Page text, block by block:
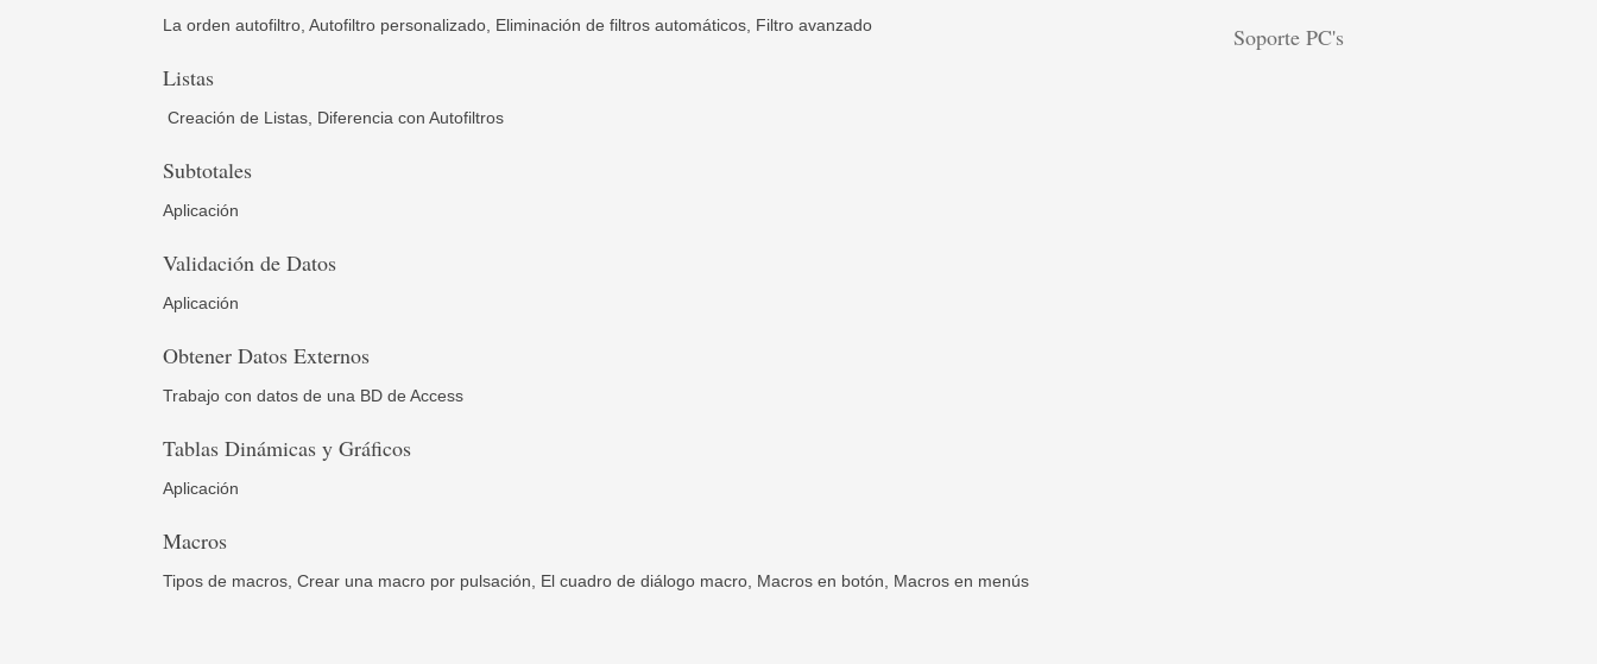
La orden autofiltro, Autofiltro personalizado Eliminación de filtros automáticos, Filtro avanzado
Listas
Creación de Listas, Diferencia con Autofiltros
Subtotales
Aplicación
Validación de Datos
Aplicación
Obtener Datos Externos
Trabajo con datos de una BD de Access
Tablas Dinámicas y Gráficos
Aplicación
Macros
Tipos de macros, Crear una macro por pulsación, El cuadro de diálogo macro , Macros en botón, Macros en menús
Soporte PC's